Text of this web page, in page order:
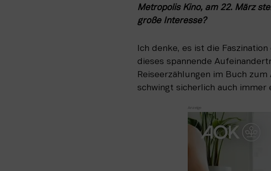
Metropolis Kino, am 22. März
große Interesse?
Ich denke, es ist die
dieses spannende
Reiseerzählungen im Buch
schwingt sicherlich auch immer